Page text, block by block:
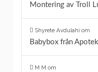
Montering av Troll
Shyrete Avdulahi om
Babybox från
M M om